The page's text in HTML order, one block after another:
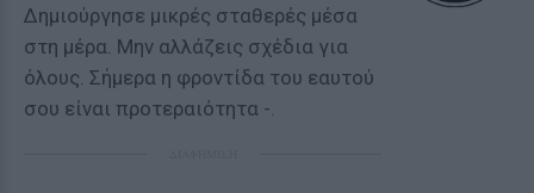
Δημιούργησε μικρές σταθερές μέσα
στη μέρα. Μην αλλάζεις σχέδια για
όλους. Σήμερα η φροντίδα του εαυτού
σου είναι προτεραιότητα -.